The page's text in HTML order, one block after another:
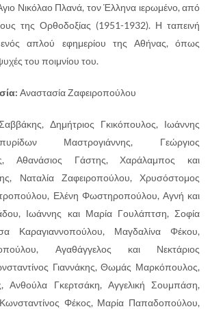
Νικόλαο Πλανά, τον Έλληνα ιερωμένο, από
της Ορθοδοξίας (1951-1932). Η ταπεινή
ενός απλού εφημερίου της Αθήνας, όπως
του ποιμνίου του.
Αναστασία Ζαφειροπούλου
Δημήτριος Γκικόπουλος, Ιωάννης
Μαστρογιάννης, Γεώργιος
Αθανάσιος Γάστης, Χαράλαμπος και
Ναταλία Ζαφειροπούλου, Χρυσόστομος
Ελένη Φωστηροπούλου, Αγνή και
Ιωάννης και Μαρία Γουλάπτση, Σοφία
Καραγιαννοπούλου, Μαγδαλίνα Φέκου,
Αγαθάγγελος και Νεκτάριος
Γιαννάκης, Θωμάς Μαρκόπουλος,
Ανθούλα Γκερτσάκη, Αγγελική Σουμπάση,
Φέκος, Μαρία Παπαδοπούλου,